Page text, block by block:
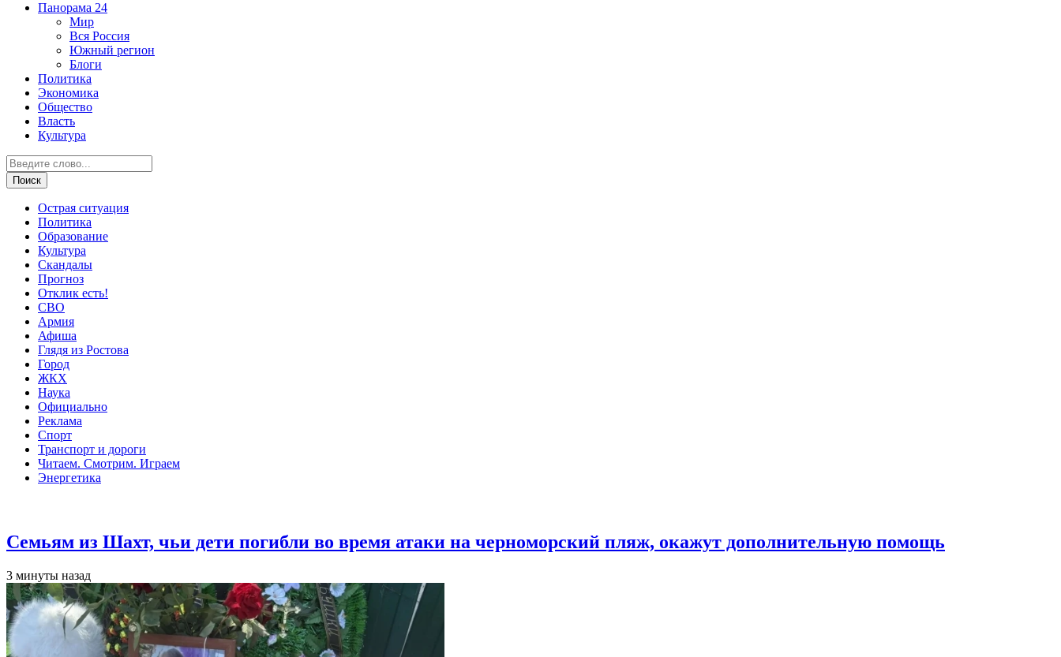
Панорама 24
Мир
Вся Россия
Южный регион
Блоги
Политика
Экономика
Общество
Власть
Культура
Острая ситуация
Политика
Образование
Культура
Скандалы
Прогноз
Отклик есть!
СВО
Армия
Афиша
Глядя из Ростова
Город
ЖКХ
Наука
Официально
Реклама
Спорт
Транспорт и дороги
Читаем. Смотрим. Играем
Энергетика
Семьям из Шахт, чьи дети погибли во время атаки на черноморский пляж, окажут дополнительную помощь
3 минуты назад